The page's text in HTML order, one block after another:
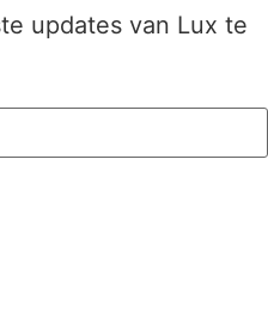
updates van Lux te